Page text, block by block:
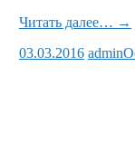
Читать далее… →
03.03.2016 admin